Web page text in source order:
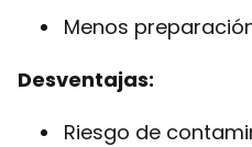
Menos
Desventajas:
Riesgo de